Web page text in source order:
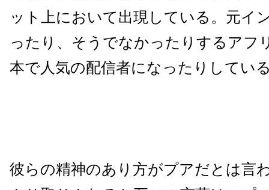
ット上において出現している。元イ
ったり、そうでなかったりするアフ
本で人気の配信者になったりしてい
彼らの精神のあり方がプアだとは言